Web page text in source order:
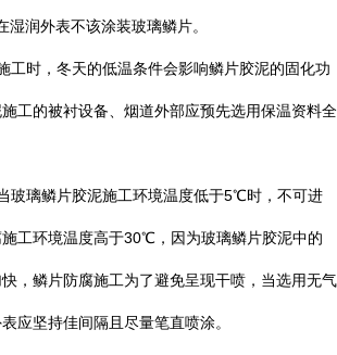
湿润外表不该涂装玻璃鳞片。
工时，冬天的低温条件会影响鳞片胶泥的固化功
工的被衬设备、烟道外部应预先选用保温资料全
玻璃鳞片胶泥施工环境温度低于5℃时，不可进
工环境温度高于30℃ ，因为玻璃鳞片胶泥中的
，鳞片防腐施工为了避免呈现干喷，当选用无气
应坚持佳间隔且尽量笔直喷涂。